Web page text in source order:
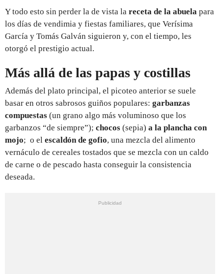
Y todo esto sin perder la de vista la receta de la abuela para
los días de vendimia y fiestas familiares, que Verísima
García y Tomás Galván siguieron y, con el tiempo, les
otorgó el prestigio actual.
Más allá de las papas y costillas
Además del plato principal, el picoteo anterior se suele
basar en otros sabrosos guiños populares: garbanzas
compuestas (un grano algo más voluminoso que los
garbanzos “de siempre”); chocos (sepia) a la plancha con
mojo; o el escaldón de gofio, una mezcla del alimento
vernáculo de cereales tostados que se mezcla con un caldo
de carne o de pescado hasta conseguir la consistencia
deseada.